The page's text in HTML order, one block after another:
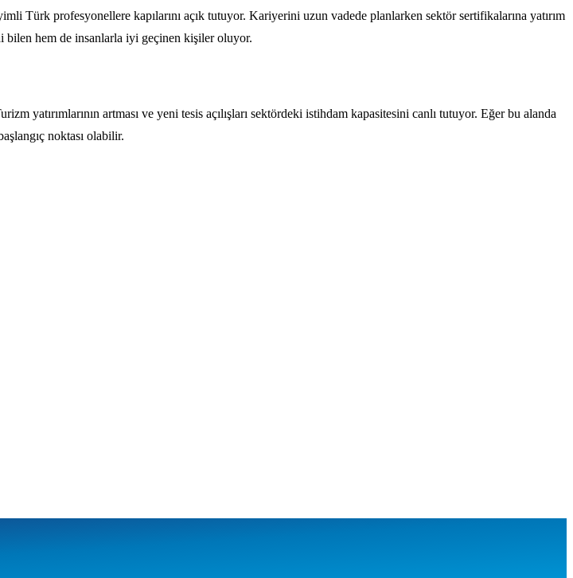
Türk profesyonellere kapılarını açık tutuyor. Kariyerini uzun vadede planlarken sektör sertifikalarına yatırım
bilen hem de insanlarla iyi geçinen kişiler oluyor.
artması ve yeni tesis açılışları sektördeki istihdam kapasitesini canlı tutuyor. Eğer bu alanda
noktası olabilir.